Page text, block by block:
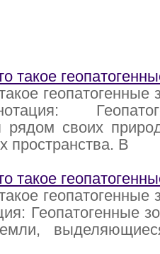
такое
своих
пространства. В
такое
Геопатогенные